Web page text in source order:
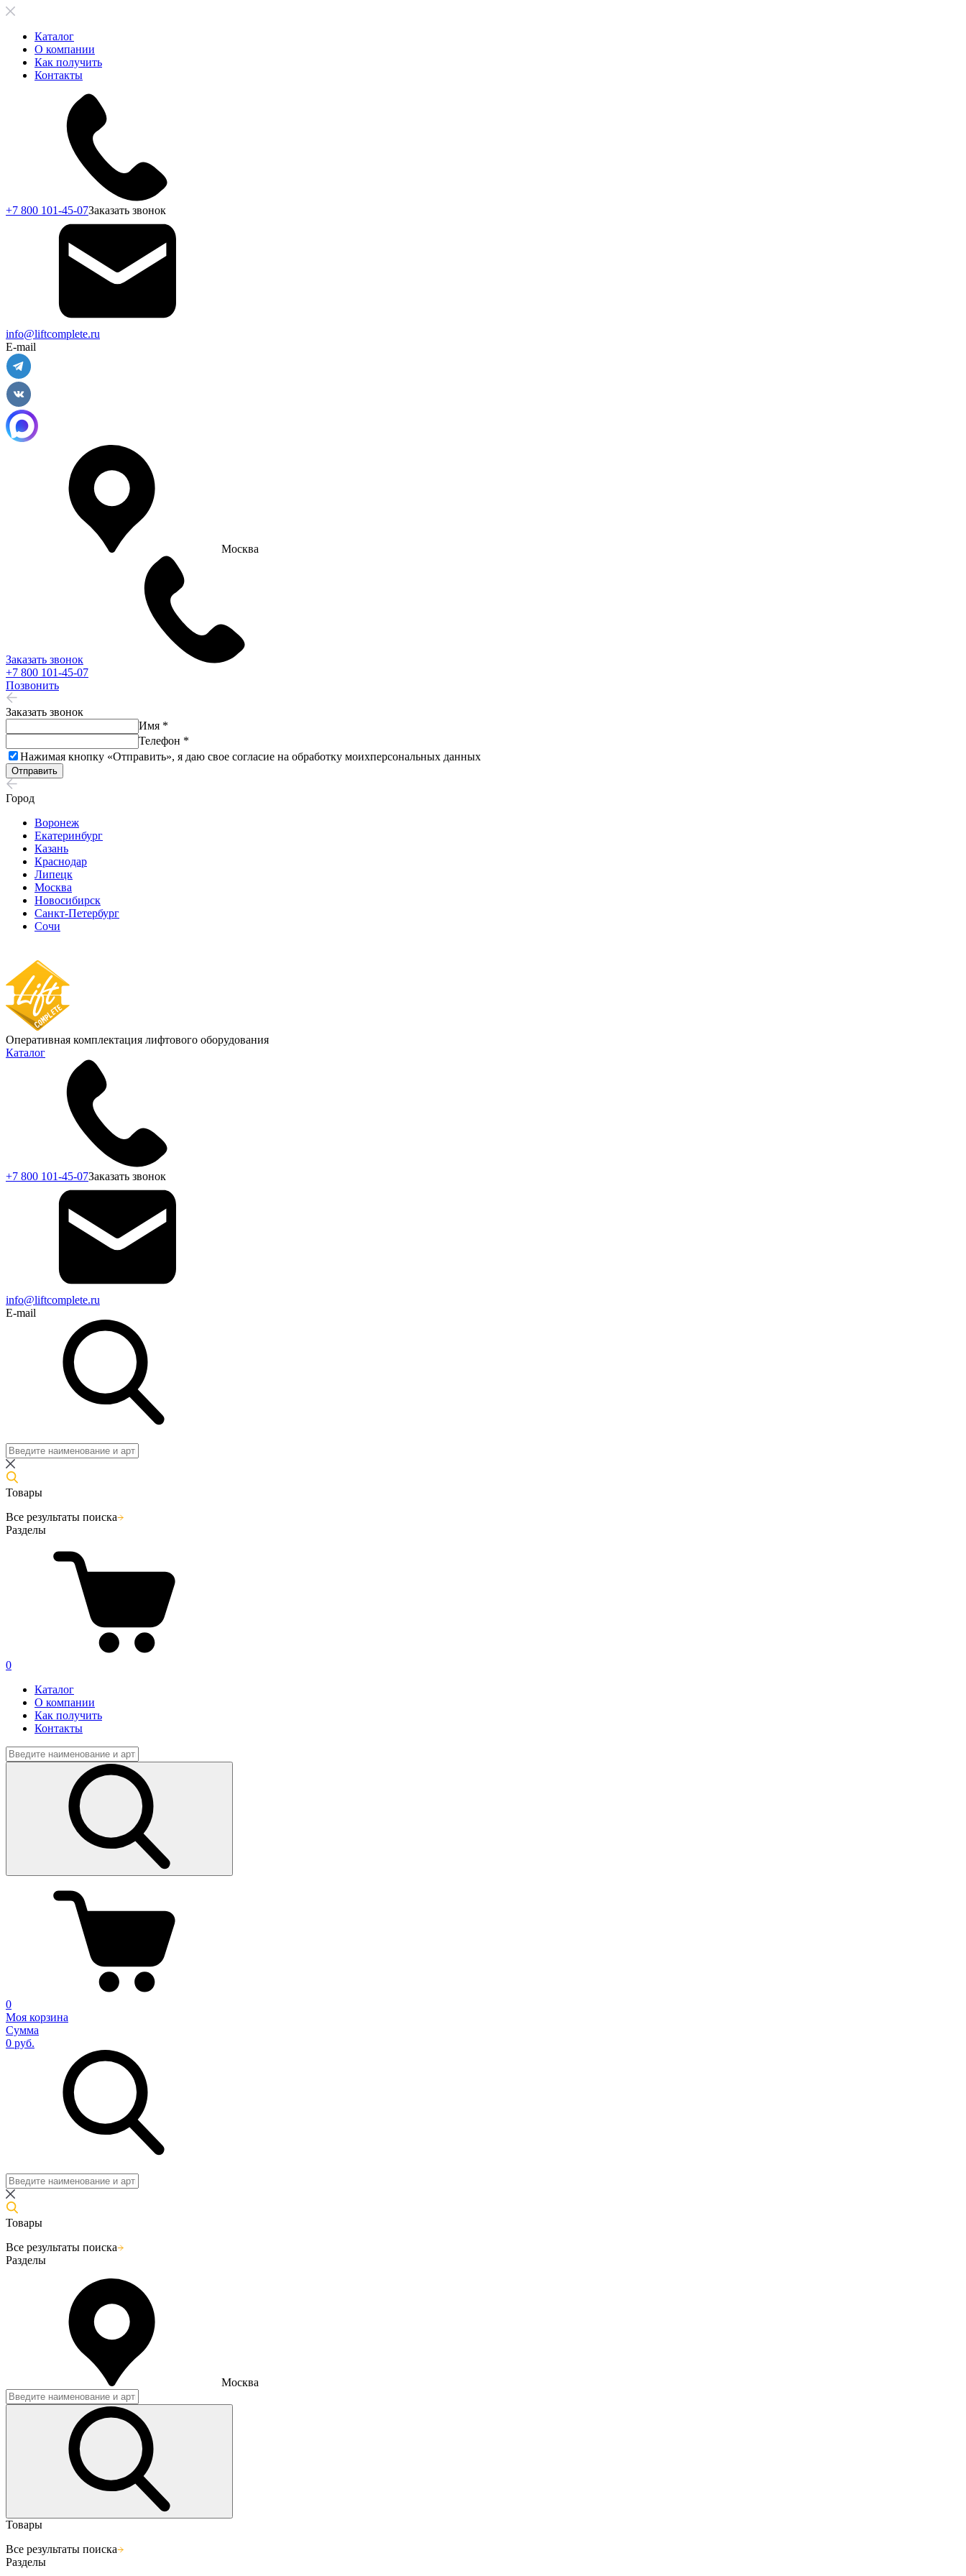
Каталог
О компании
Как получить
Контакты
+7 800 101-45-07Заказать звонок
info@liftcomplete.ru
E-mail
Москва
Заказать звонок
+7 800 101-45-07
Позвонить
Заказать звонок
Имя *
Телефон *
Нажимая кнопку «Отправить», я даю свое согласие на обработку моихперсональных данных
Отправить
Город
Воронеж
Екатеринбург
Казань
Краснодар
Липецк
Москва
Новосибирск
Санкт-Петербург
Сочи
Оперативная комплектация лифтового оборудования
Каталог
+7 800 101-45-07Заказать звонок
info@liftcomplete.ru
E-mail
Товары
Все результаты поиска
Разделы
0
Каталог
О компании
Как получить
Контакты
0
Моя корзина
Сумма
0 руб.
Товары
Все результаты поиска
Разделы
Москва
Товары
Все результаты поиска
Разделы